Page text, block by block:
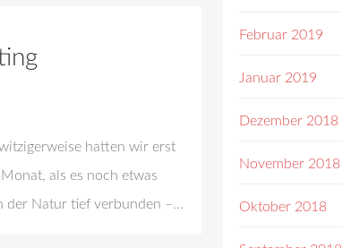
hatten wir erst
als es noch etwas
der Natur tief verbunden –…
Februar 2019
Januar 2019
Dezember 2018
November 2018
Oktober 2018